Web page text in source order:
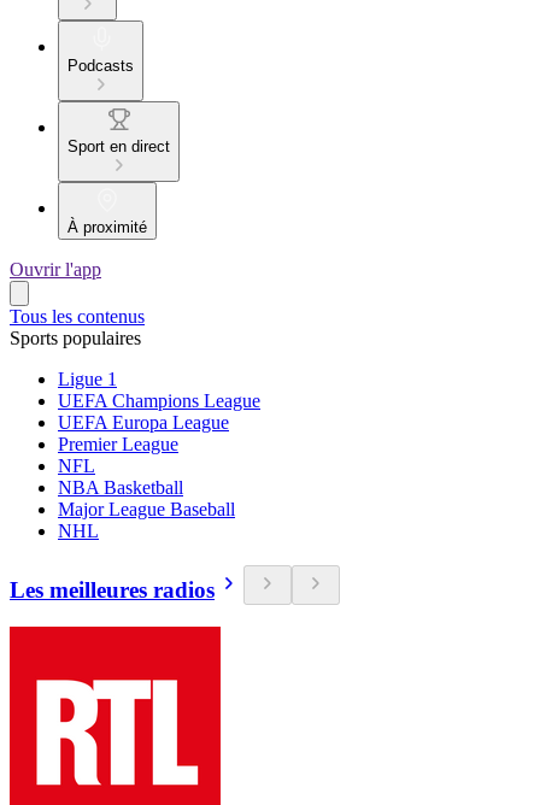
Podcasts
Sport en direct
À proximité
Ouvrir l'app
Tous les contenus
Sports populaires
Ligue 1
UEFA Champions League
UEFA Europa League
Premier League
NFL
NBA Basketball
Major League Baseball
NHL
Les meilleures radios